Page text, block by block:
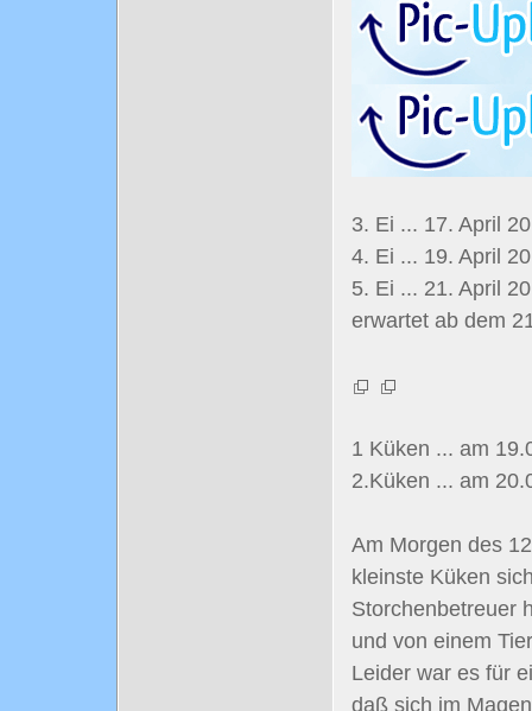
3. Ei ... 17. April
4. Ei ... 19. April
5. Ei ... 21. April
erwartet ab dem
1 Küken ... am
2.Küken ... am
Am Morgen des
kleinste Küken
Storchenbetreuer
und von einem
Leider war es für
daß sich im